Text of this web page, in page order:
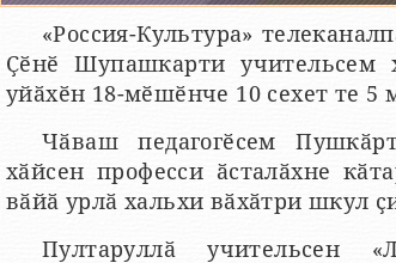
«Россия-Культура»
Ҫӗнӗ Шупашкарти учительсем
уйӑхӗн 18-мӗшӗнче 10 сехет те 5
Чӑваш педагогӗсем
хӑйсен професси ӑсталӑхне
вӑйӑ урлӑ хальхи вӑхӑтри шкул
Пултаруллӑ учительсен